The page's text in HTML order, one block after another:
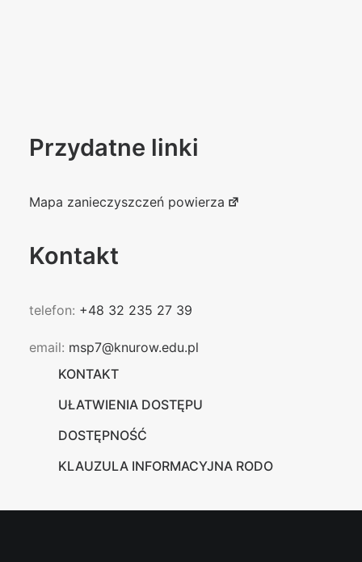
Przydatne linki
Mapa zanieczyszczeń powierza
Kontakt
telefon: +48 32 235 27 39
email: msp7@knurow.edu.pl
KONTAKT
UŁATWIENIA DOSTĘPU
DOSTĘPNOŚĆ
KLAUZULA INFORMACYJNA RODO